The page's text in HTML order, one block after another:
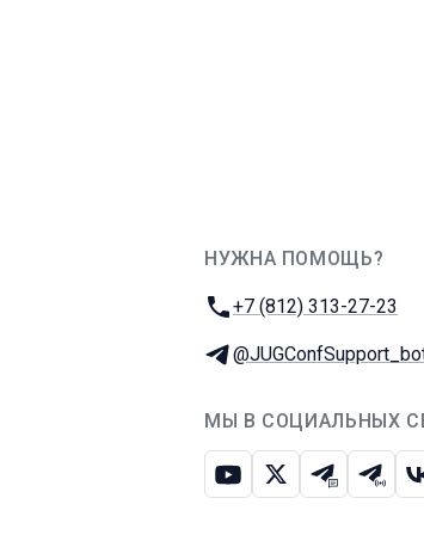
НУЖНА ПОМОЩЬ?
Телефон:
+7 (812) 313-27-23
Телеграм:
МЫ В СОЦИАЛЬНЫХ
ЮтубИкс Телеграм-